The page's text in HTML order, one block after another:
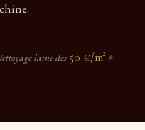
laine dès 50 €/m² ✦